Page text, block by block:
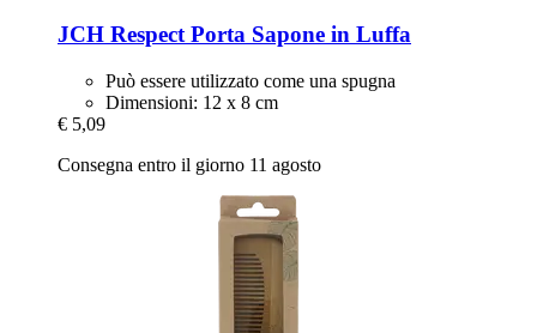
JCH Respect Porta Sapone in Luffa
Può essere utilizzato come una spugna
Dimensioni: 12 x 8 cm
€ 5,09
Consegna entro il giorno 11 agosto